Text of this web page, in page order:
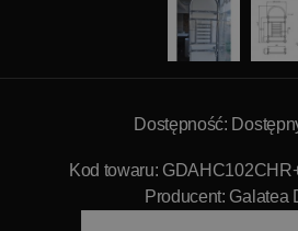
Dostępność:
Kod towaru:
Producent: Galatea